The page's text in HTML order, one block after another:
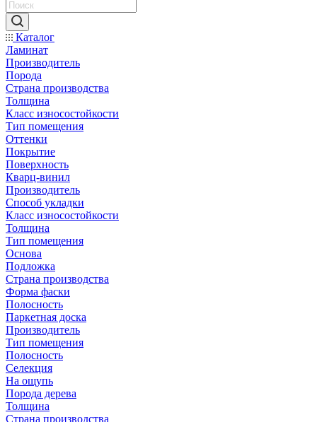
Каталог
Ламинат
Производитель
Порода
Страна производства
Толщина
Класс износостойкости
Тип помещения
Оттенки
Покрытие
Поверхность
Кварц-винил
Производитель
Способ укладки
Класс износостойкости
Толщина
Тип помещения
Основа
Подложка
Страна производства
Форма фаски
Полосность
Паркетная доска
Производитель
Тип помещения
Полосность
Селекция
На ощупь
Порода дерева
Толщина
Страна производства